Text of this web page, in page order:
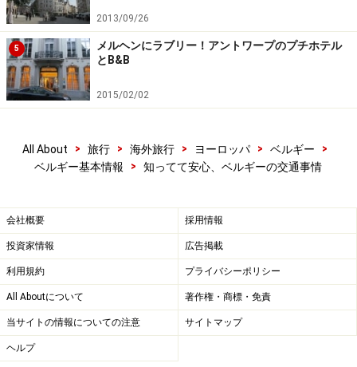
国鉄駅の目印は4色のコラム
で、普通「南」を意味するsudという言葉がないので注
緑の4本のコラムが目印です。
ユーロスター、タリス、TGV、ICEといった国際特急が発
着するターミナル駅は南駅です。オラン ダ方面への在来
線急行電車は、南駅が発着駅ですが、中央駅でも乗降で
きます。ドイツ方面に向かうICEも南駅が発着駅で、これ
は北駅でも乗降できます。ユーロスター、タリス、
2013/09/26
5
メルヘンにラブリー！アントワープのプチホテル
とB&B
2015/02/02
All About > 旅行 > 海外旅行 > ヨーロッパ > ベルギー
>
ベルギー基本情報
> 知ってて安心、ベルギーの交通事情
会社概要 採用情報
投資家情報 広告掲載
利用規約 プライバシーポリシー
All Aboutについて 著作権・商標・免責
当サイトの情報についての注意 サイトマップ
ヘルプ